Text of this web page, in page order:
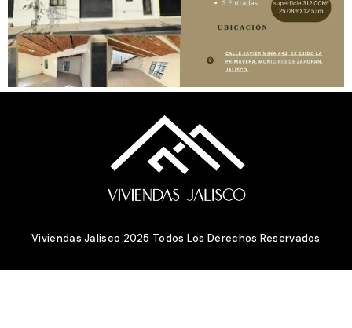
Viviendas Jalisco 2025 Todos Los Derechos Reservados